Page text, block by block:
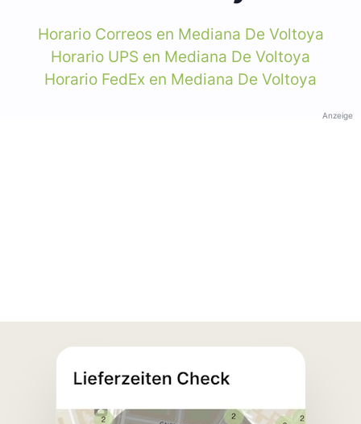
Horario Correos en Mediana De Voltoya
Horario UPS en Mediana De Voltoya
Horario FedEx en Mediana De Voltoya
Anzeige